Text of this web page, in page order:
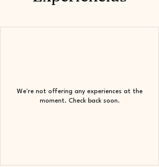
We're not offering any experiences at the
moment. Check back soon.